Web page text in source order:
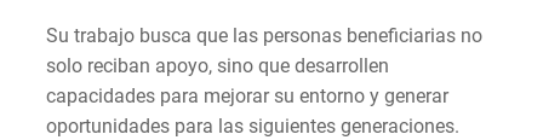
Su trabajo busca que las personas beneficiarias no
solo reciban apoyo, sino que desarrollen
capacidades para mejorar su entorno y generar
oportunidades para las siguientes generaciones.